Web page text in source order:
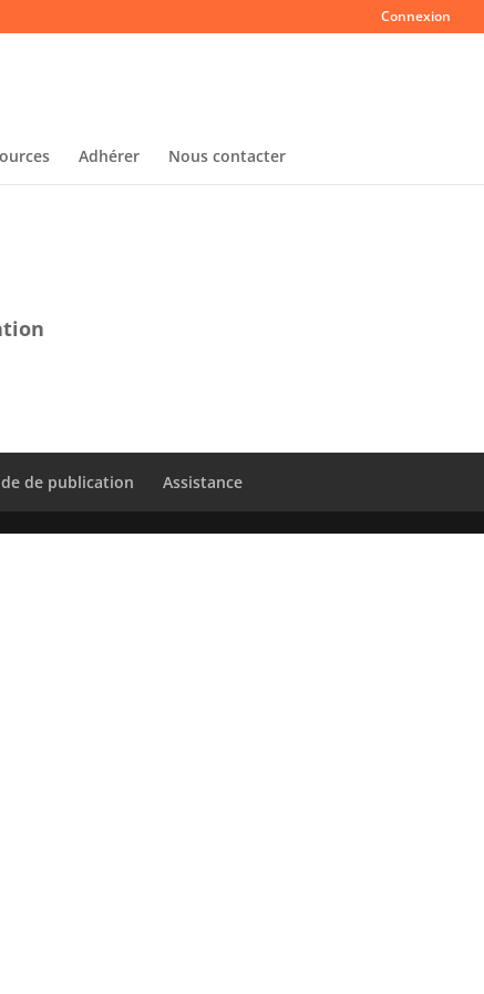
Connexion
Adhérer Nous contacter
de publication Assistance